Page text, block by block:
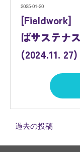
2025-01-20
[Fieldwork]
ばサステナ
(2024.11. 27)
投
過去の投稿